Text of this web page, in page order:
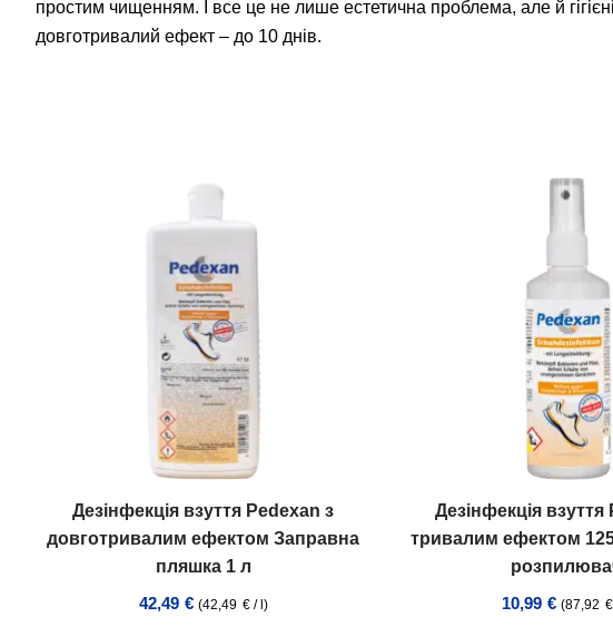
простим чищенням. І все це не лише естетична проблема, але й
довготривалий ефект – до 10 днів.
Дезінфекція взуття Pedexan з
довготривалим ефектом Заправна
пляшка 1 л
42,49 € (42,49 €/l)
Дезінфекція взуття
тривалим ефектом
10,99 € (87,92 €